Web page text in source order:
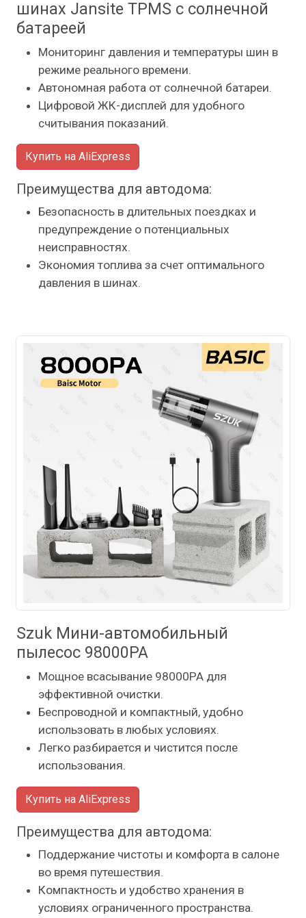
шинах Jansite TPMS с солнечной
батареей
Мониторинг давления и температуры шин в
режиме реального времени.
Автономная работа от солнечной батареи.
Цифровой ЖК-дисплей для удобного
считывания показаний.
Купить на AliExpress
Преимущества для автодома:
Безопасность в длительных поездках и
предупреждение о потенциальных
неисправностях.
Экономия топлива за счет оптимального
давления в шинах.
Szuk Мини-автомобильный
пылесос 98000PA
Мощное всасывание 98000PA для
эффективной очистки.
Беспроводной и компактный, удобно
использовать в любых условиях.
Легко разбирается и чистится после
использования.
Купить на AliExpress
Преимущества для автодома:
Поддержание чистоты и комфорта в салоне
во время путешествия.
Компактность и удобство хранения в
условиях ограниченного пространства.